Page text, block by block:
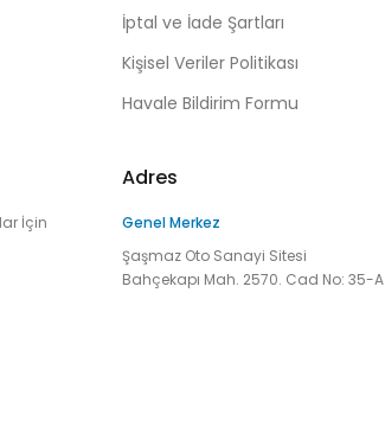
İptal ve İade Şartları
Kişisel Veriler Politikası
Havale Bildirim Formu
İçin
Adres
Genel Merkez
Şaşmaz Oto Sanayi Sitesi
Bahçekapı Mah. 2570. Cad No: 35-A